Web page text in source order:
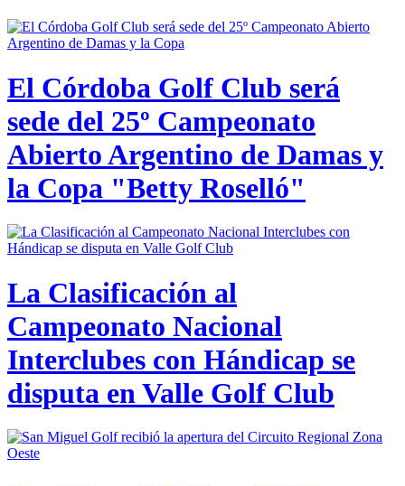
El Córdoba Golf Club será
sede del 25º Campeonato
Abierto Argentino de Damas y
la Copa "Betty Roselló"
La Clasificación al
Campeonato Nacional
Interclubes con Hándicap se
disputa en Valle Golf Club